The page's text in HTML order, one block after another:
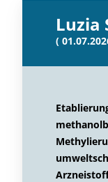
Luzia
(